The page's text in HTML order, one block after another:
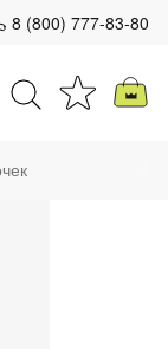
8 (800) 777-83-80